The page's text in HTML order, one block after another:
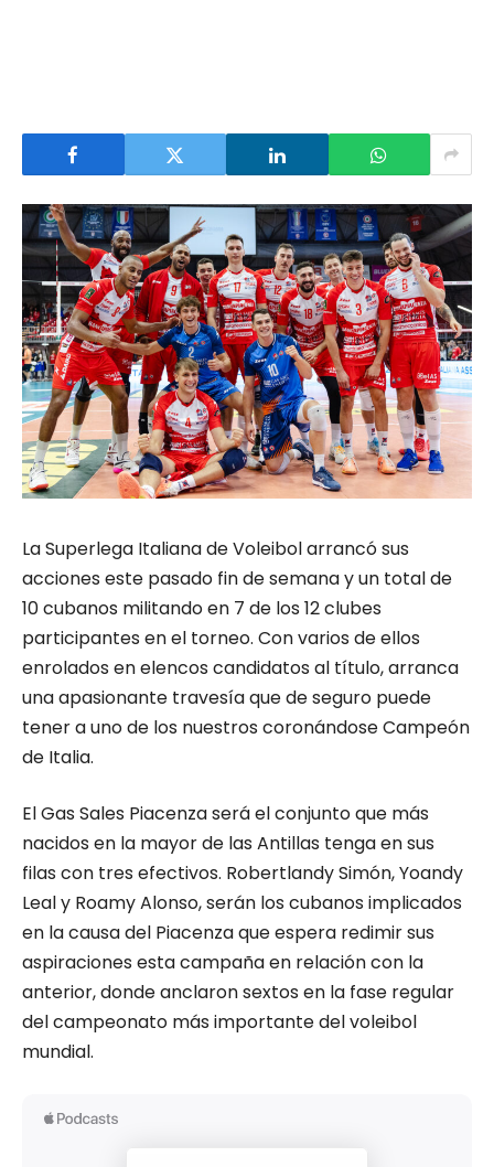
La Superlega Italiana de Voleibol arrancó sus
acciones este pasado fin de semana y un total de
10 cubanos militando en 7 de los 12 clubes
participantes en el torneo. Con varios de ellos
enrolados en elencos candidatos al título, arranca
una apasionante travesía que de seguro puede
tener a uno de los nuestros coronándose Campeón
de Italia.
El Gas Sales Piacenza será el conjunto que más
nacidos en la mayor de las Antillas tenga en sus
filas con tres efectivos. Robertlandy Simón, Yoandy
Leal y Roamy Alonso, serán los cubanos implicados
en la causa del Piacenza que espera redimir sus
aspiraciones esta campaña en relación con la
anterior, donde anclaron sextos en la fase regular
del campeonato más importante del voleibol
mundial.